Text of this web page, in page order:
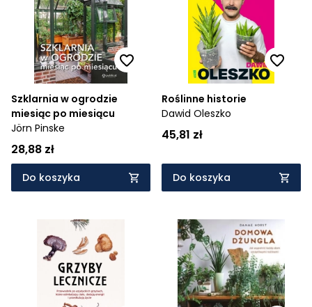
Szklarnia w ogrodzie
miesiąc po miesiącu
Jörn Pinske
28,88 zł
Do koszyka
Roślinne historie
Dawid Oleszko
45,81 zł
Do koszyka